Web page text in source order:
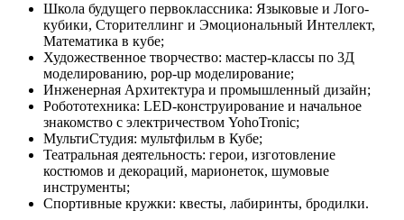
Школа будущего первоклассника: Языковые и Лого-
кубики, Сторителлинг и Эмоциональный Интеллект,
Математика в кубе;
Художественное творчество: мастер-классы по 3Д
моделированию, pop-up моделирование;
Инженерная Архитектура и промышленный дизайн;
Робототехника: LED-конструирование и начальное
знакомство с электричеством YohoTronic;
МультиСтудия: мультфильм в Кубе;
Театральная деятельность: герои, изготовление
костюмов и декораций, марионеток, шумовые
инструменты;
Спортивные кружки: квесты, лабиринты, бродилки.